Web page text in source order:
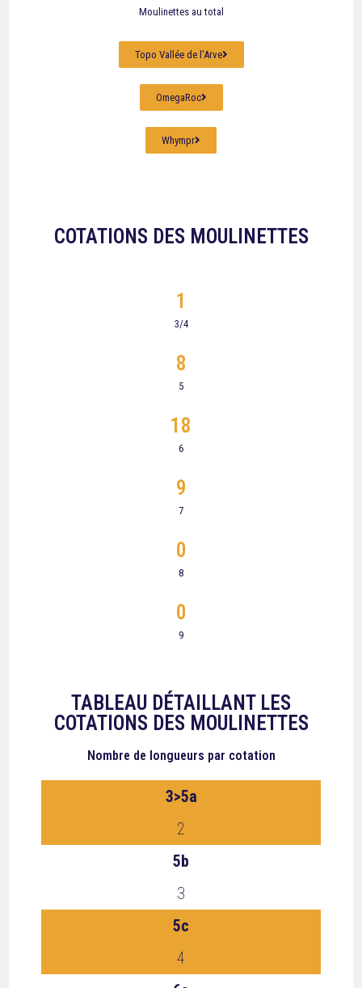
Moulinettes au total
Topo Vallée de l'Arve
OmegaRoc
Whympr
COTATIONS DES MOULINETTES
3/4
1
5
8
6
18
7
9
8
0
9
0
TABLEAU DÉTAILLANT LES
COTATIONS DES MOULINETTES
Nombre de longueurs par cotation
3>5a
2
5b
3
5c
4